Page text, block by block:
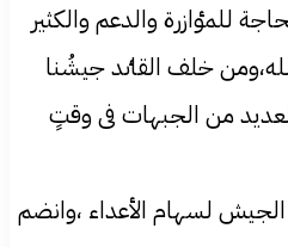
للمٶازرة والدعم والكثير
خلف القاٸد جيشُنا
من الجبهات فی وقتٍ
لسهام الأعداء ،وانضم